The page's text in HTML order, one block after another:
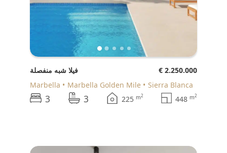
فيلا شبه منفصلة
€ 2.250.000
Marbella
Marbella Golden Mile Sierra Blanca
3 3 225 m2 448 m2